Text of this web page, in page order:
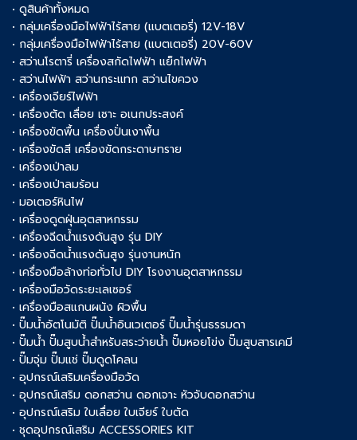
• ดูสินค้าทั้งหมด
• กลุ่มเครื่องมือไฟฟ้าไร้สาย (แบตเตอรี่) 12V-18V
• กลุ่มเครื่องมือไฟฟ้าไร้สาย (แบตเตอรี่) 20V-60V
• สว่านโรตารี่ เครื่องสกัดไฟฟ้า แย็กไฟฟ้า
• สว่านไฟฟ้า สว่านกระแทก สว่านไขควง
• เครื่องเจียร์ไฟฟ้า
• เครื่องตัด เลื่อย เซาะ อเนกประสงค์
• เครื่องขัดพื้น เครื่องปั่นเงาพื้น
• เครื่องขัดสี เครื่องขัดกระดาษทราย
• เครื่องเป่าลม
• เครื่องเป่าลมร้อน
• มอเตอร์หินไฟ
• เครื่องดูดฝุ่นอุตสาหกรรม
• เครื่องฉีดน้ำแรงดันสูง รุ่น DIY
• เครื่องฉีดน้ำแรงดันสูง รุ่นงานหนัก
• เครื่องมือล้างท่อทั่วไป DIY โรงงานอุตสาหกรรม
• เครื่องมือวัดระยะเลเซอร์
• เครื่องมือสแกนผนัง ผิวพื้น
• ปั๊มน้ำอัตโนมัติ ปั๊มน้ำอินเวเตอร์ ปั๊มน้ำรุ่นธรรมดา
• ปั๊มน้ำ ปั๊มสูบน้ำสำหรับสระว่ายน้ำ ปั๊มหอยโข่ง ปั๊มสูบสารเคมี
• ปั๊มจุ่ม ปั๊มแช่ ปั๊มดูดโคลน
• อุปกรณ์เสริมเครื่องมือวัด
• อุปกรณ์เสริม ดอกสว่าน ดอกเจาะ หัวจับดอกสว่าน
• อุปกรณ์เสริม ใบเลื่อย ใบเจียร์ ใบตัด
• ชุดอุปกรณ์เสริม ACCESSORIES KIT